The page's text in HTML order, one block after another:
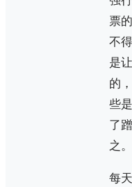
票
不
是
的
些
了
之。
每